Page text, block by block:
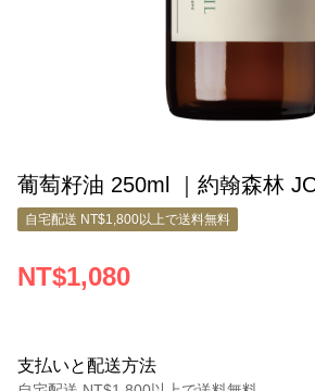
葡萄籽油 250ml ｜約翰森林
自宅配送 NT$1,800以上で送料無料
NT$1,080
支払いと配送方法